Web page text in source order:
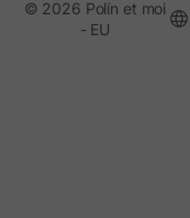
© 2026 Polín et moi
- EU